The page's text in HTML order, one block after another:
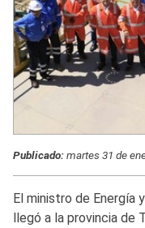
Publicado:martes 31 de
El ministro de Energía
llegó a la provincia de